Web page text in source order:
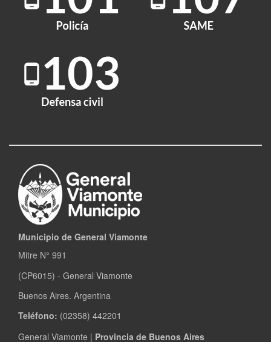
Municipio de General Viamonte
Mitre N° 991
(CP6015) - General Viamonte
Buenos Aires. Argentina
Teléfono: (02358) 442201
General Viamonte | Provincia de Buenos Aires